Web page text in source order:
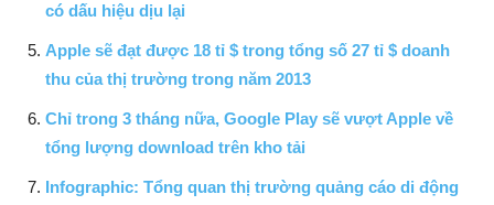
có dấu hiệu dịu lại
Apple sẽ đạt được 18 tỉ $ trong tổng số 27 tỉ $ doanh
thu của thị trường trong năm 2013
Chỉ trong 3 tháng nữa, Google Play sẽ vượt Apple về
tổng lượng download trên kho tải
Infographic: Tổng quan thị trường quảng cáo di động